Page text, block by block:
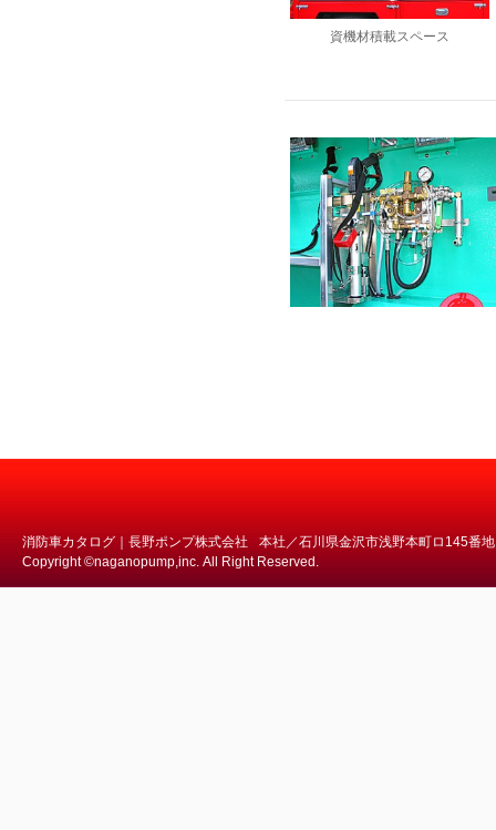
資機材積載スペース
消防車カタログ｜長野ポンプ株式会社
本社／石川県金沢市浅野本町ロ145番地
Copyright ©naganopump,inc. All Right Reserved.